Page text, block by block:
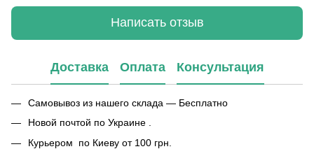
Написать отзыв
Доставка Оплата Консультация
Самовывоз из нашего склада — Бесплатно
Новой почтой по Украине .
Курьером по Киеву от 100 грн.